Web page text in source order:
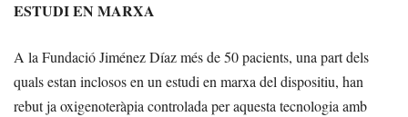
ESTUDI EN MARXA
A la Fundació Jiménez Díaz més de 50 pacients, una part dels
quals estan inclosos en un estudi en marxa del dispositiu, han
rebut ja oxigenoteràpia controlada per aquesta tecnologia amb